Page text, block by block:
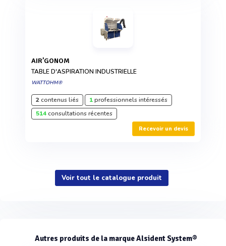
AIR’GONOM
TABLE D'ASPIRATION INDUSTRIELLE
WATTOHM®
2contenus liés 1professionnels intéressés
514consultations récentes
Recevoir un devis
Voir tout le catalogue produit
Autres produits de la marque Alsident System®